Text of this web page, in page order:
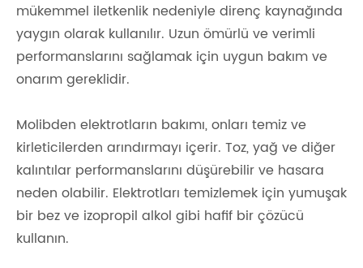
mükemmel iletkenlik nedeniyle direnç kaynağında
yaygın olarak kullanılır. Uzun ömürlü ve verimli
performanslarını sağlamak için uygun bakım ve
onarım gereklidir.
Molibden elektrotların bakımı, onları temiz ve
kirleticilerden arındırmayı içerir. Toz, yağ ve diğer
kalıntılar performanslarını düşürebilir ve hasara
neden olabilir. Elektrotları temizlemek için yumuşak
bir bez ve izopropil alkol gibi hafif bir çözücü
kullanın.